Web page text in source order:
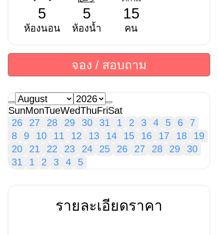
5
ห้องนอน
5
ห้องน้ำ
15
คน
จอง / สอบถาม
SunMonTueWedThuFriSat
26
27 28 29 30 31 1 2 3 4 5 6
7
8
9 10 11 12 13 14 15 16 17 18
19
20
21 22 23 24 25 26 27 28 29
30
31
1 2 3 4 5
รายละเอียดราคา